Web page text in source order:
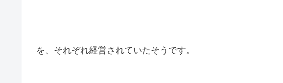
を、それぞれ経営されていたそうです。